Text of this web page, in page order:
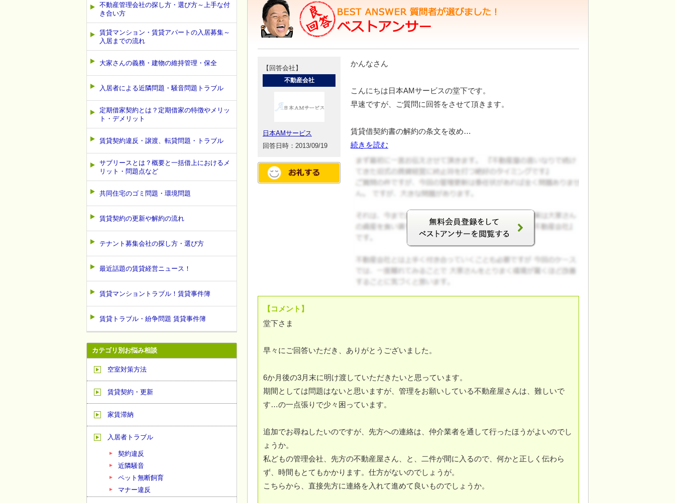
【回答会社】
不動産会社
日本AMサービス
回答日時：2013/09/19
かんなさん
こんにちは日本AMサービスの堂下です。
早速ですが、ご質問に回答をさせて頂きます。
賃貸借契約書の解約の条文を改め…
続きを読む
ログイン
【コメント】
堂下さま
早々にご回答いただき、ありがとうございました。
6か月後の3月末に明け渡していただきたいと思っています。
期間としては問題はないと思いますが、管理をお願いしている不動産屋さんは、難しいで
す…の一点張りで少々困っています。
追加でお尋ねしたいのですが、先方への連絡は、仲介業者を通して行ったほうがよいのでし
ょうか。
私どもの管理会社、先方の不動産屋さん、と、二件が間に入るので、何かと正しく伝わら
ず、時間もとてもかかります。仕方がないのでしょうが。
こちらから、直接先方に連絡を入れて進めて良いものでしょうか。
不動産管理会社の探し方・選び方～上手な付
き合い方
賃貸マンション・賃貸アパートの入居募集～
入居までの流れ
大家さんの義務・建物の維持管理・保全
入居者による近隣問題・騒音問題トラブル
定期借家契約とは？定期借家の特徴やメリッ
ト・デメリット
賃貸契約違反・譲渡、転貸問題・トラブル
サブリースとは？概要と一括借上におけるメ
リット・問題点など
共同住宅のゴミ問題・環境問題
賃貸契約の更新や解約の流れ
テナント募集会社の探し方・選び方
最近話題の賃貸経営ニュース！
賃貸マンショントラブル！賃貸事件簿
賃貸トラブル・紛争問題 賃貸事件簿
カテゴリ別お悩み相談
空室対策方法
賃貸契約・更新
家賃滞納
入居者トラブル
契約違反
近隣騒音
ペット無断飼育
マナー違反